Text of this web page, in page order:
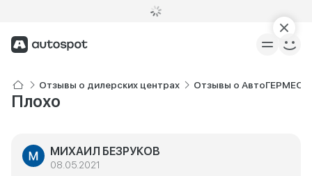
Отзывы о дилерских центрах Отзывы о АвтоГЕРМЕС
Плохо
МИХАИЛ БЕЗРУКОВ
08.05.2021